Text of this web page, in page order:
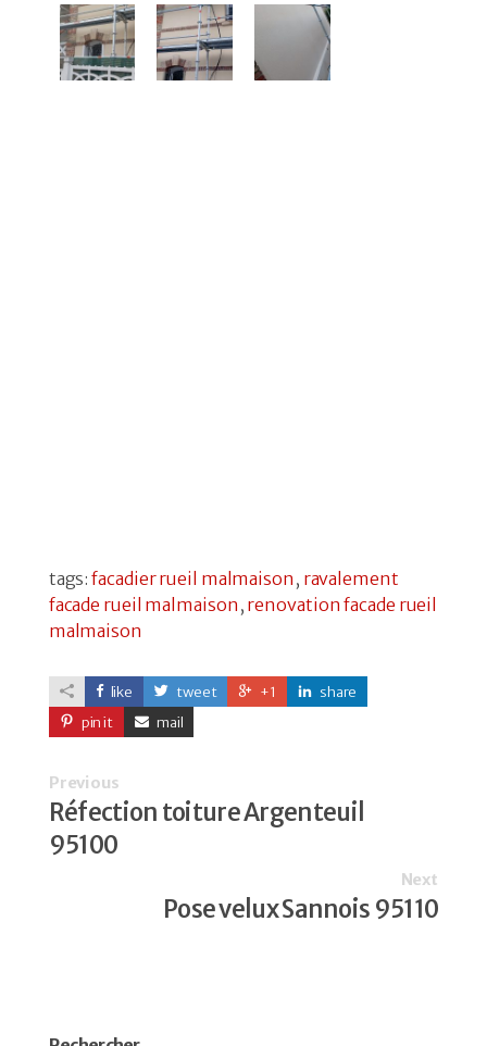
tags:facadier rueil malmaison , ravalement
facade rueil malmaison , renovation facade rueil
malmaison
like tweet +1
share
pin it
mail
Previous
Réfection toiture Argenteuil
95100
Next
Pose velux Sannois 95110